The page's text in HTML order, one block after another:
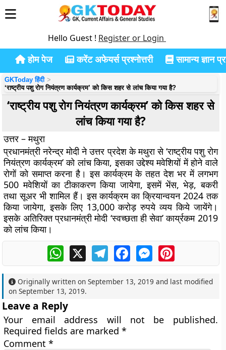
Hello Guest ! Register or Login
होम पेज करेंट अफेयर्स प्रश्नोत्तरी सामान्य ज्ञान
GKToday हिंदी
‘राष्ट्रीय पशु रोग नियंत्रण कार्यक्रम’ को किस शहर से लांच किया गया है?
‘राष्ट्रीय पशु रोग नियंत्रण कार्यक्रम’ को किस शहर से
लांच किया गया है?
उत्तर – मथुरा
प्रधानमंत्री नरेन्द्र मोदी ने उत्तर प्रदेश के मथुरा से ‘राष्ट्रीय पशु रोग
नियंत्रण कार्यक्रम’ को लांच किया, इसका उद्देश्य मवेशियों में होने वाले
रोगों को समाप्त करना है। इस कार्यक्रम के तहत देश भर में लगभग
500 मवेशियों का टीकाकरण किया जायेगा, इसमें भेंस, भेड़, बकरी
तथा सूअर भी शामिल हैं। इस कार्यक्रम का क्रियान्वयन 2024 तक
किया जायेगा, इसके लिए 13,000 करोड़ रुपये व्यय किये जायेंगे।
इसके अतिरिक्त प्रधानमंत्री मोदी ‘स्वच्छता ही सेवा’ कार्य्रकम 2019
को लांच किया।
WhatsApp
X TelegramFacebookMessengerPinterest
Originally written onSeptember 13, 2019 and last modified
onSeptember 13, 2019.
Leave a Reply
Your email address will not be published.
Required fields are marked*
Comment*